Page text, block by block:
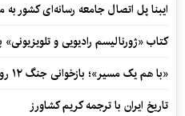
ایبنا پل اتصال جامعه رسانه‌ای کشور
کتاب «ژورنالیسم رادیویی و تلویزیونی»
«با هم یک مسیر»؛ بازخوانی جنگ ۱۲ روزه در قاب یک رمان کوتاه
تاریخ ایران با ترجمه کریم کشاورز